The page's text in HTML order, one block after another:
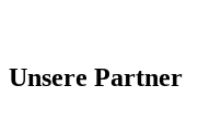
Unsere Partner